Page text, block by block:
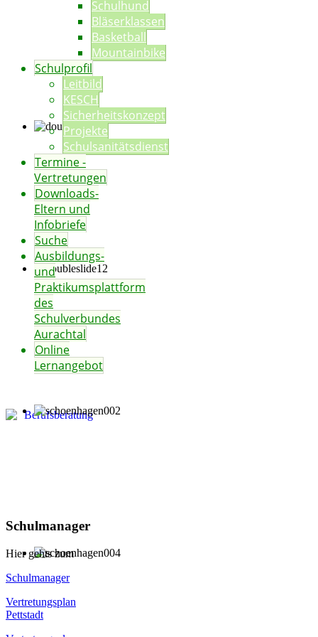
Schulhund
Bläserklassen
Basketball
Mountainbike
Schulprofil
Leitbild
KESCH
Sicherheitskonzept
Projekte
Schulsanitätsdienst
Termine -
Vertretungen
Downloads-
Eltern und
Infobriefe
Suche
Ausbildungs-
und
Praktikumsplattform
des
Schulverbundes
Aurachtal
Online
Lernangebot
Schulmanager
Hier gehts zum
Schulmanager
Vertretungsplan
Pettstadt